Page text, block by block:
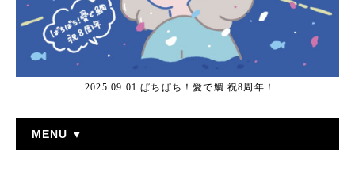
2025.09.01 ぱちぱち！愛で鯛 祝8周年！
MENU ▼